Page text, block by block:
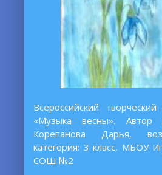
Всероссийский творческий
«Музыка весны». Автор
Корепанова Дарья,
категория: 3 класс, МБОУ
СОШ №2